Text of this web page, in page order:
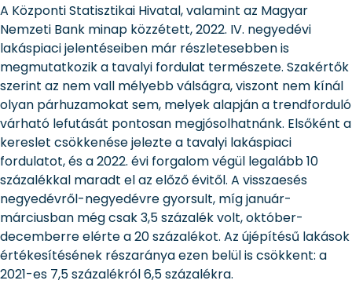
A Központi Statisztikai Hivatal, valamint az Magyar
Nemzeti Bank minap közzétett, 2022. IV. negyedévi
lakáspiaci jelentéseiben már részletesebben is
megmutatkozik a tavalyi fordulat természete. Szakértők
szerint az nem vall mélyebb válságra, viszont nem kínál
olyan párhuzamokat sem, melyek alapján a trendforduló
várható lefutását pontosan megjósolhatnánk. Elsőként a
kereslet csökkenése jelezte a tavalyi lakáspiaci
fordulatot, és a 2022. évi forgalom végül legalább 10
százalékkal maradt el az előző évitől. A visszaesés
negyedévről-negyedévre gyorsult, míg január-
márciusban még csak 3,5 százalék volt, október-
decemberre elérte a 20 százalékot. Az újépítésű lakások
értékesítésének részaránya ezen belül is csökkent: a
2021-es 7,5 százalékról 6,5 százalékra.